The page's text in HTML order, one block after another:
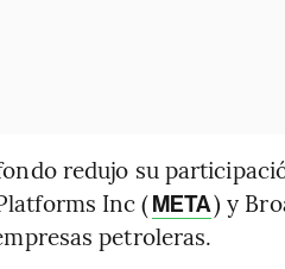
redujo su
Inc (META) y
petroleras.